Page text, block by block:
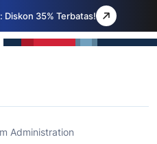
Diskon 35% Terbatas!
Administration